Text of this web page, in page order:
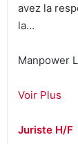
avez la
la…
Manpower
Voir Plus
Juriste H/F